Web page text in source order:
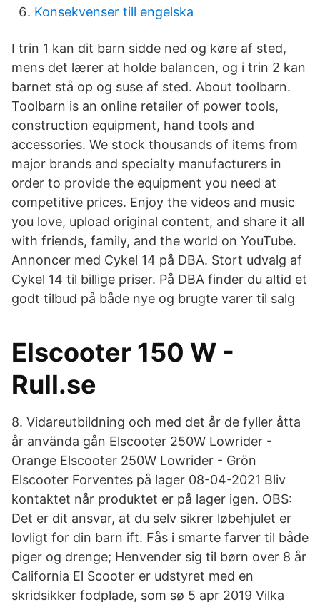
Konsekvenser till engelska
I trin 1 kan dit barn sidde ned og køre af sted,
mens det lærer at holde balancen, og i trin 2 kan
barnet stå op og suse af sted. About toolbarn.
Toolbarn is an online retailer of power tools,
construction equipment, hand tools and
accessories. We stock thousands of items from
major brands and specialty manufacturers in
order to provide the equipment you need at
competitive prices. Enjoy the videos and music
you love, upload original content, and share it all
with friends, family, and the world on YouTube.
Annoncer med Cykel 14 på DBA. Stort udvalg af
Cykel 14 til billige priser. På DBA finder du altid et
godt tilbud på både nye og brugte varer til salg
Elscooter 150 W -
Rull.se
8. Vidareutbildning och med det år de fyller åtta
år använda gån Elscooter 250W Lowrider -
Orange Elscooter 250W Lowrider - Grön
Elscooter Forventes på lager 08-04-2021 Bliv
kontaktet når produktet er på lager igen. OBS:
Det er dit ansvar, at du selv sikrer løbehjulet er
lovligt for din barn ift. Fås i smarte farver til både
piger og drenge; Henvender sig til børn over 8 år
California El Scooter er udstyret med en
skridsikker fodplade, som sø 5 apr 2019 Vilka